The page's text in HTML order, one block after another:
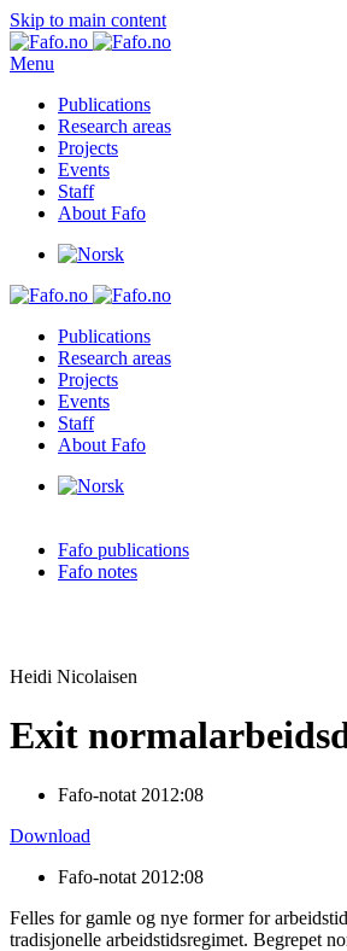
Skip to main content
Menu
Publications
Research areas
Projects
Events
Staff
About Fafo
Publications
Research areas
Projects
Events
Staff
About Fafo
Fafo publications
Fafo notes
Heidi Nicolaisen
Exit
Fafo-notat 2012:08
Download
Fafo-notat 2012:08
Felles for gamle og nye former for
tradisjonelle arbeidstidsregimet. Begrepet